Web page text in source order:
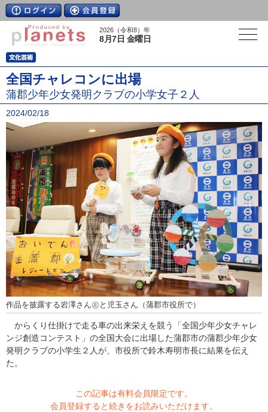
2026（令和8）年
8月7日 金曜日
全国チャレコンに出場
蒲郡少年少女発明クラブの小学女子２人
2024/02/18
作品を披露する岩澤さん㊧と児玉さん（蒲郡市役所で）
からくり仕掛けで走る車の出来栄えを競う「全国少年少女チャレ
ンジ創造コンテスト」の全国大会に出場した蒲郡市の蒲郡少年少女
発明クラブの小学生２人が、市役所で鈴木寿明市長に結果を伝え
た。
この記事は有料会員限定です。
会員登録すると続きをお読みいただけます。